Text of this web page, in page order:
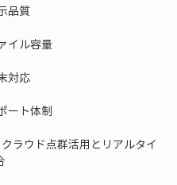
ラウド点群活用とリアルタイ